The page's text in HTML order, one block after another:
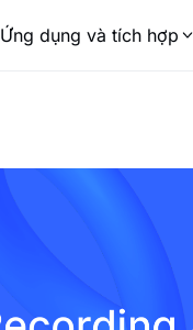
Ứng dụng và tích hợp